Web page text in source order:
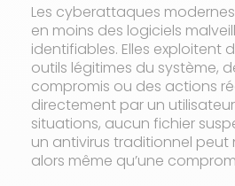
Les cyberattaques
en moins des logiciels
identifiables. Elles exploitent
outils légitimes du système,
compromis ou des actions
directement par un
situations, aucun fichier
un antivirus traditionnel peut
alors même qu’une